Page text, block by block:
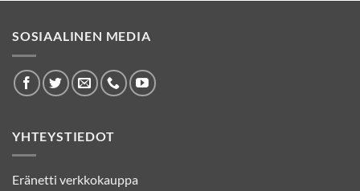
SOSIAALINEN MEDIA
YHTEYSTIEDOT
Eränetti verkkokauppa